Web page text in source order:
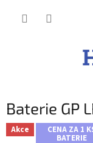
Baterie GP
Akce CENA ZA 1
BATERIE